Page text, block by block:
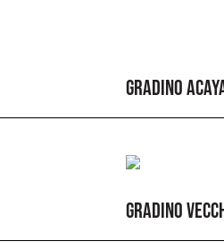
GRADINO
GRADINO